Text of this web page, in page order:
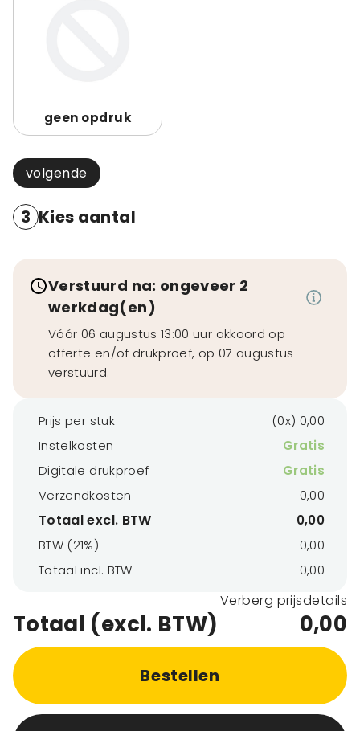
geen opdruk
volgende
3 Kies aantal
Verstuurd na: ongeveer 2
werkdag(en)
Vóór 06 augustus 13:00 uur akkoord op
offerte en/of drukproef, op 07 augustus
verstuurd.
Prijs per stuk
(0x) 0,00
Instelkosten
Gratis
Digitale drukproef
Gratis
Verzendkosten
0,00
Totaal excl. BTW
0,00
BTW (21%)
0,00
Totaal incl. BTW
0,00
Verberg prijsdetails
Totaal (excl. BTW) 0,00
Bestellen